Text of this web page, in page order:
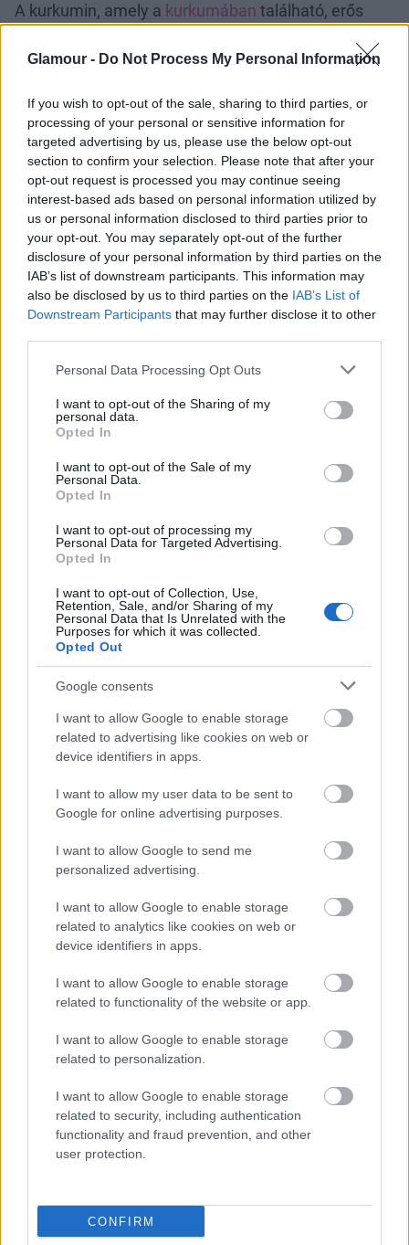
Glamour - Do Not Process My Personal Information
If you wish to opt-out of the sale, sharing to third parties, or
processing of your personal or sensitive information for
targeted advertising by us, please use the below opt-out
section to confirm your selection. Please note that after your
opt-out request is processed you may continue seeing
interest-based ads based on personal information utilized by
us or personal information disclosed to third parties prior to
your opt-out. You may separately opt-out of the further
disclosure of your personal information by third parties on the
IAB’s list of downstream participants. This information may
also be disclosed by us to third parties on the IAB’s List of
Downstream Participants that may further disclose it to other
Please note that this website/app uses one or more Google
not limited to your visit or usage behaviour. You may click to
grant or deny consent to Google and its third-party tags to
use your data for below specified purposes in below Google
consent section.
Personal Data Processing Opt Outs
I want to opt-out of the Sharing of my
personal data.
Opted In
I want to opt-out of the Sale of my
Personal Data.
Opted In
I want to opt-out of processing my
Personal Data for Targeted Advertising.
Opted In
I want to opt-out of Collection, Use,
Retention, Sale, and/or Sharing of my
Personal Data that Is Unrelated with the
Purposes for which it was collected.
Opted Out
Google consents
I want to allow Google to enable storage
related to advertising like cookies on web or
device identifiers in apps.
I want to allow my user data to be sent to
Google for online advertising purposes.
I want to allow Google to send me
personalized advertising.
I want to allow Google to enable storage
related to analytics like cookies on web or
device identifiers in apps.
I want to allow Google to enable storage
related to functionality of the website or app.
I want to allow Google to enable storage
related to personalization.
I want to allow Google to enable storage
related to security, including authentication
functionality and fraud prevention, and other
user protection.
CONFIRM
A kurkumin, amely a kurkumában található, erős
es kutatás arra a következtetésrejutott , hogy a
potenciális védelmet nyújt a szív- és
agybetegségekkel szemben.
6. Lutein
A lutein egy karotinoid, amely segíti aszem
védelmétaz UV-sugaraktól. Segíthet az időskori
makuladegeneráció megelőzésében, amely az egyik
vezető oka a látásvesztésnek az idősebbeknél. A
lutein táplálékforrása a tojássárgája, a spenót és a
kelkáposzta. Az is fontos, hogy a luteint magas
7. Kollagén
kollagénfontos szerepet játszik a bőr
kutatás a Journal of Cosmetic Dermatology
folyóiratbankimutatta
ráncokat. A kollagén-kiegészítők csökkenthetik az
ízületi gyulladás tüneteit is.
Orvosok szerint ezeket a vitaminokat
mindenkinek szednie kell: ha csak
néhányat választasz, ezek legyenek
azok!
Mire kell figyelni az
öregedésgátló
kiegészítőknél?
öregedés lassítása
érdekében fontos, hogy olyan
kiegészítőket válasszunk, amelyek harmadik fél által
a tisztaság és a minőség szempontjából. A
multivitaminok rendszeres szedése biztonságos, de